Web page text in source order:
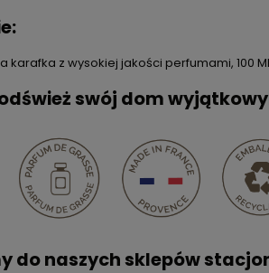
karafka z wysokiej jakości perfumami, 100
swój dom
do naszych sklepów